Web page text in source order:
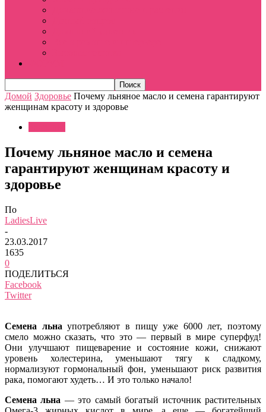
Домой Здоровье Почему льняное масло и семена гарантируют
женщинам красоту и здоровье
Почему льняное масло и семена
гарантируют женщинам красоту и
здоровье
По
LadiesLive
-
23.03.2017
1635
0
ПОДЕЛИТЬСЯ
Facebook
Twitter
Семена льна употребляют в пищу уже 6000 лет, поэтому
смело можно сказать, что это — первый в мире суперфуд!
Они улучшают пищеварение и состояние кожи, снижают
уровень холестерина, уменьшают тягу к сладкому,
нормализуют гормональный фон, уменьшают риск развития
рака, помогают худеть… И это только начало!
Семена льна — это самый богатый источник растительных